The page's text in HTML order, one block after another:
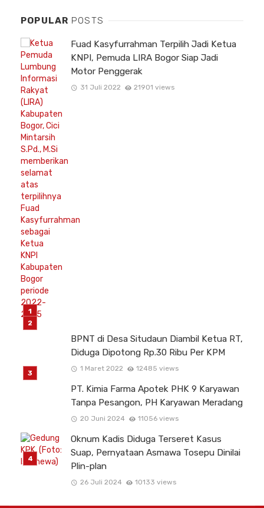
POPULAR POSTS
Fuad Kasyfurrahman Terpilih Jadi Ketua
KNPI, Pemuda LIRA Bogor Siap Jadi
Motor Penggerak
31 Juli 2022 21901 views
BPNT di Desa Situdaun Diambil Ketua RT,
Diduga Dipotong Rp.30 Ribu Per KPM
1 Maret 2022 12485 views
PT. Kimia Farma Apotek PHK 9 Karyawan
Tanpa Pesangon, PH Karyawan Meradang
20 Juni 2024 11056 views
Oknum Kadis Diduga Terseret Kasus
Suap, Pernyataan Asmawa Tosepu Dinilai
Plin-plan
26 Juli 2024 10133 views